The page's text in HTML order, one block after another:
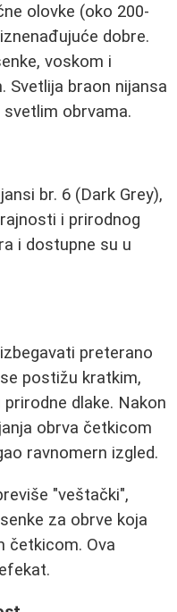
olovke (oko 200-
dobre.
voskom i
Svetlija braon nijansa
svetlim obrvama.
br. 6 (Dark Grey),
i prirodnog
i dostupne su u
preterano
postižu kratkim,
dlake. Nakon
obrva četkicom
ravnomern izgled.
"veštački",
za obrve koja
četkicom. Ova